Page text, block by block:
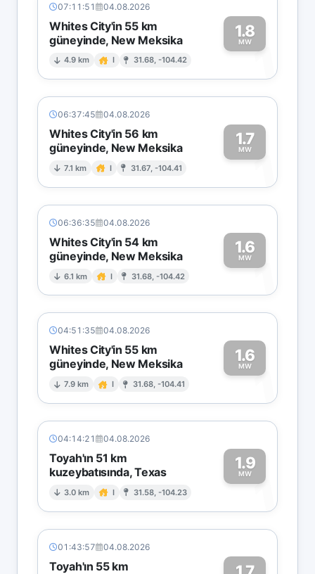
07:11:51 04.08.2026
Whites City'in 55 km
güneyinde, New Meksika
4.9 km I 31.68, -104.42
1.8
MW1
06:37:45 04.08.2026
Whites City'in 56 km
güneyinde, New Meksika
7.1 km I 31.67, -104.41
1.7
MW1
06:36:35 04.08.2026
Whites City'in 54 km
güneyinde, New Meksika
6.1 km I 31.68, -104.42
1.6
MW1
04:51:35 04.08.2026
Whites City'in 55 km
güneyinde, New Meksika
7.9 km I 31.68, -104.41
1.6
MW1
04:14:21 04.08.2026
Toyah'ın 51 km
kuzeybatısında, Texas
3.0 km I 31.58, -104.23
1.9
MW1
01:43:57 04.08.2026
Toyah'ın 55 km